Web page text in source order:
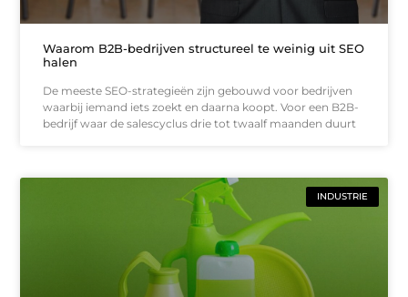
Waarom B2B-bedrijven structureel te weinig uit SEO
halen
De meeste SEO-strategieën zijn gebouwd voor bedrijven
waarbij iemand iets zoekt en daarna koopt. Voor een B2B-
bedrijf waar de salescyclus drie tot twaalf maanden duurt
INDUSTRIE